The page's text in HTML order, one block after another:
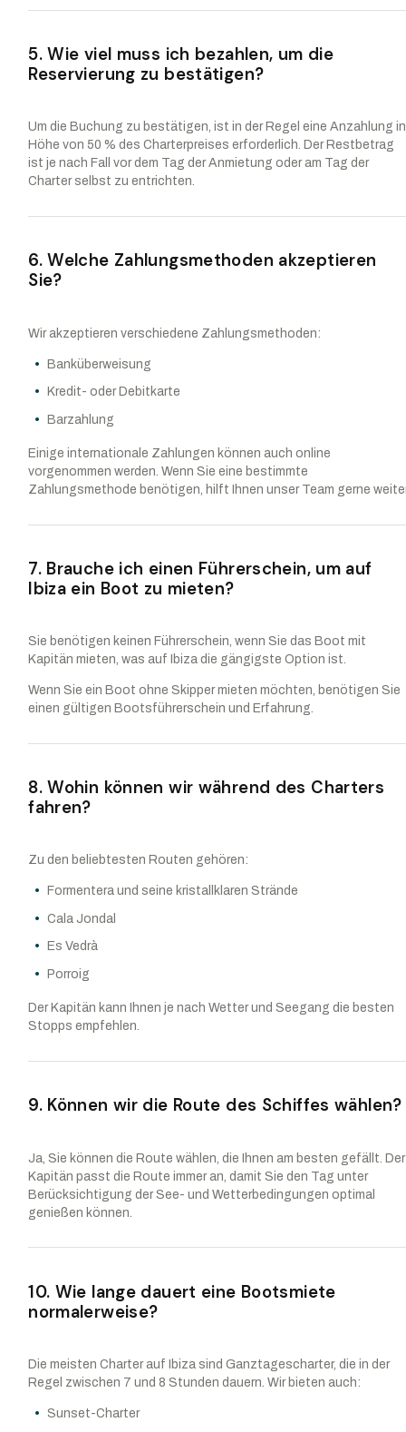
5. Wie viel muss ich bezahlen, um die
Reservierung zu bestätigen?
Um die Buchung zu bestätigen, ist in der Regel eine Anzahlung in
Höhe von 50 % des Charterpreises erforderlich. Der Restbetrag
ist je nach Fall vor dem Tag der Anmietung oder am Tag der
Charter selbst zu entrichten.
6. Welche Zahlungsmethoden akzeptieren
Sie?
Wir akzeptieren verschiedene Zahlungsmethoden:
Banküberweisung
Kredit- oder Debitkarte
Barzahlung
Einige internationale Zahlungen können auch online
vorgenommen werden. Wenn Sie eine bestimmte
Zahlungsmethode benötigen, hilft Ihnen unser Team gerne
7. Brauche ich einen Führerschein, um auf
Ibiza ein Boot zu mieten?
Sie benötigen keinen Führerschein, wenn Sie das Boot mit
Kapitän mieten, was auf Ibiza die gängigste Option ist.
Wenn Sie ein Boot ohne Skipper mieten möchten, benötigen Sie
einen gültigen Bootsführerschein und Erfahrung.
8. Wohin können wir während des Charters
fahren?
Zu den beliebtesten Routen gehören:
Formentera und seine kristallklaren Strände
Cala Jondal
Es Vedrà
Porroig
Der Kapitän kann Ihnen je nach Wetter und Seegang die besten
Stopps empfehlen.
9. Können wir die Route des Schiffes wählen?
Ja, Sie können die Route wählen, die Ihnen am besten gefällt. Der
Kapitän passt die Route immer an, damit Sie den Tag unter
Berücksichtigung der See- und Wetterbedingungen optimal
genießen können.
10. Wie lange dauert eine Bootsmiete
normalerweise?
Die meisten Charter auf Ibiza sind Ganztagescharter, die in der
Regel zwischen 7 und 8 Stunden dauern. Wir bieten auch:
Sunset-Charter